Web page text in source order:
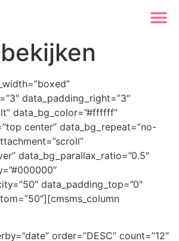
data_padding_right=”3″
data_bg_color=”#ffffff”
center” data_bg_repeat=”no-
data_bg_parallax_ratio=”0.5″
data_padding_top=”0″
order=”DESC” count=”12″